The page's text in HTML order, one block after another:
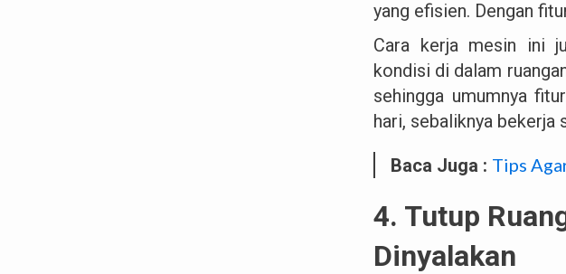
yang efisien. Dengan
Cara kerja mesin ini
kondisi di dalam
sehingga umumnya
hari, sebaliknya bekerja
Baca Juga : Tips
4. Tutup
Dinyalakan